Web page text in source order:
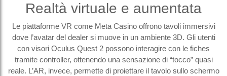
Realtà virtuale e aumentata
Le piattaforme VR come Meta Casino offrono tavoli immersivi
dove l’avatar del dealer si muove in un ambiente 3D. Gli utenti
con visori Oculus Quest 2 possono interagire con le fiches
tramite controller, ottenendo una sensazione di “tocco” quasi
reale. L’AR, invece, permette di proiettare il tavolo sullo schermo